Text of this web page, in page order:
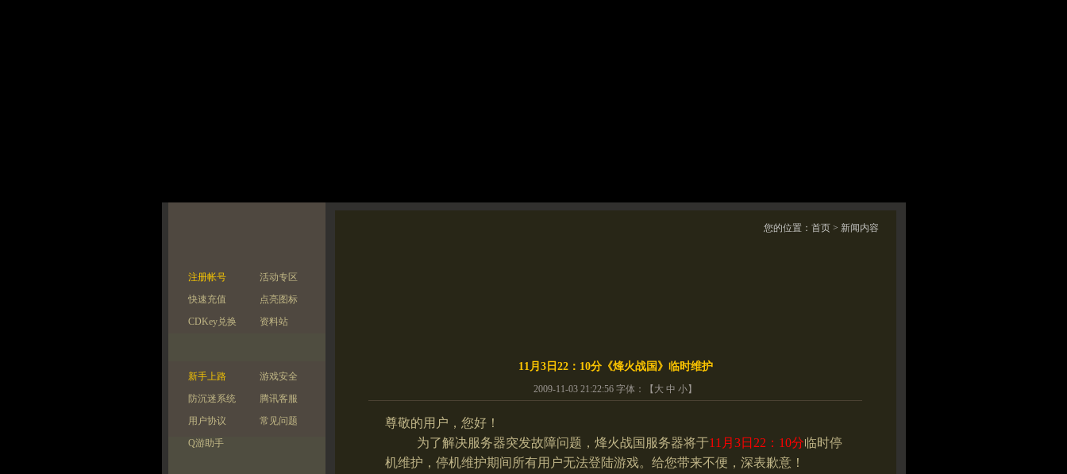
注册帐号
活动专区
快速充值
点亮图标
CDKey兑换
资料站
新手上路
游戏安全
防沉迷系统
腾讯客服
用户协议
常见问题
Q游助手
您的位置： 首页> 新闻内容
11月3日22：10分《烽火战国》临时维护
2009-11-03 21:22:56 字体：【 大 中 小】
尊敬的用户，您好！
为了解决服务器突发故障问题，烽火战国服务器将于11 月3日 22 ： 10分临时停
机维护，停机维护期间所有用户无法登陆游戏。给您带来不便，深表歉意！